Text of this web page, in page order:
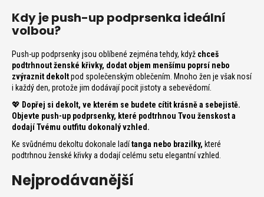
Kdy je push-up podprsenka ideální
volbou?
Push-up podprsenky jsou oblíbené zejména tehdy, když chceš
podtrhnout ženské křivky, dodat objem menšímu poprsí nebo
zvýraznit dekoltpod společenským oblečením. Mnoho žen je však nosí
i každý den, protože jim dodávají pocit jistoty a sebevědomí.
💖 Dopřej si dekolt, ve kterém se budete cítit krásně a sebejistě.
Objevte push-up podprsenky, které podtrhnou Tvou ženskost a
dodají Tvému outfitu dokonalý vzhled.
Ke svůdnému dekoltu dokonale ladítanga nebo brazilky, které
podtrhnou ženské křivky a dodají celému setu elegantní vzhled.
Nejprodávanější
o
p
o
r
u
č
j
e
m
e